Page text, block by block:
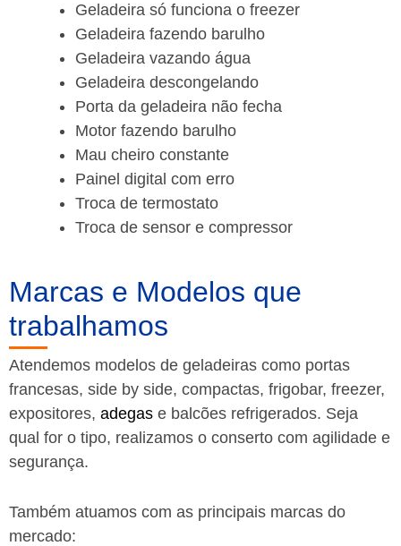
Geladeira só funciona o freezer
Geladeira fazendo barulho
Geladeira vazando água
Geladeira descongelando
Porta da geladeira não fecha
Motor fazendo barulho
Mau cheiro constante
Painel digital com erro
Troca de termostato
Troca de sensor e compressor
Marcas e Modelos que
trabalhamos
Atendemos modelos de geladeiras como portas
francesas, side by side, compactas, frigobar, freezer,
expositores, adegas e balcões refrigerados. Seja
qual for o tipo, realizamos o conserto com agilidade e
segurança.
Também atuamos com as principais marcas do
mercado: